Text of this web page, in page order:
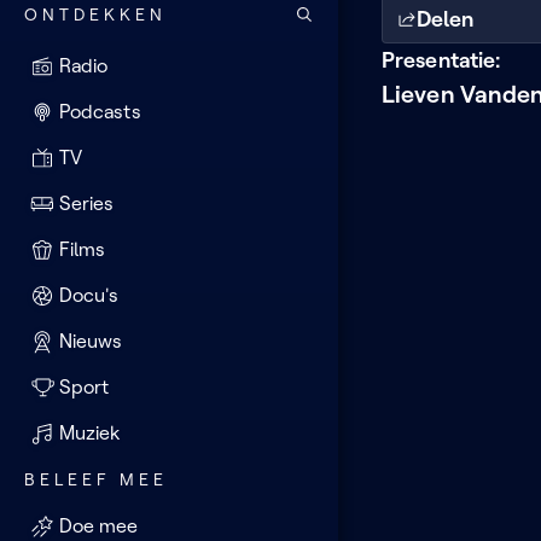
ONTDEKKEN
Radio
Podcasts
TV
Series
Films
Docu's
Nieuws
Sport
Muziek
BELEEF MEE
Doe mee
Delen
Presentatie:
Lieven